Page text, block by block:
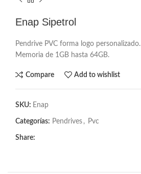
Enap Sipetrol
Pendrive PVC forma logo personalizado.
Memoria de 1GB hasta 64GB.
Compare Add to wishlist
SKU: Enap
Categorías: Pendrives , Pvc
Share: